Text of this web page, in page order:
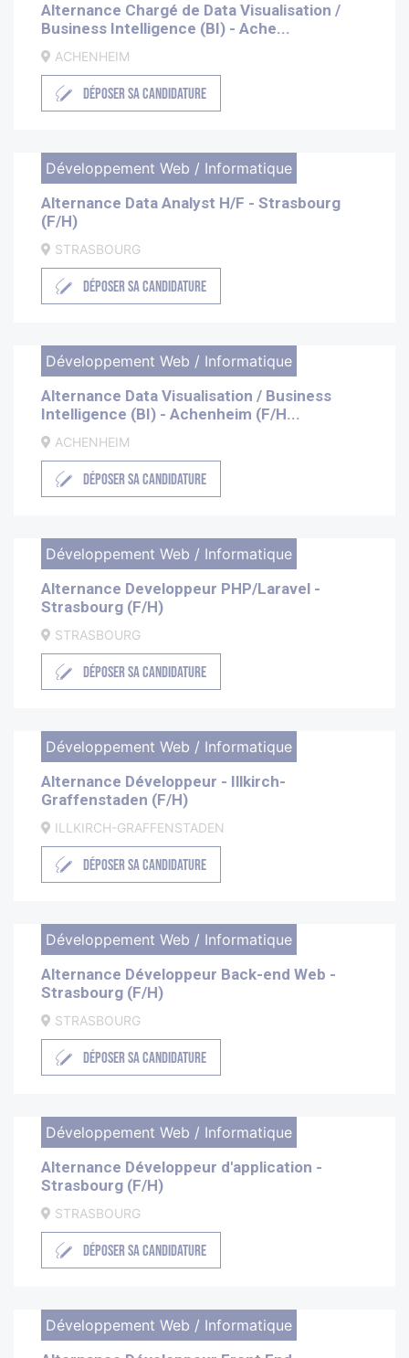
Alternance Chargé de Data Visualisation /
Business Intelligence (BI) - Ache...
ACHENHEIM
DÉPOSER SA CANDIDATURE
Développement Web / Informatique
Alternance Data Analyst H/F - Strasbourg
(F/H)
STRASBOURG
DÉPOSER SA CANDIDATURE
Développement Web / Informatique
Alternance Data Visualisation / Business
Intelligence (BI) - Achenheim (F/H...
ACHENHEIM
DÉPOSER SA CANDIDATURE
Développement Web / Informatique
Alternance Developpeur PHP/Laravel -
Strasbourg (F/H)
STRASBOURG
DÉPOSER SA CANDIDATURE
Développement Web / Informatique
Alternance Développeur - Illkirch-
Graffenstaden (F/H)
ILLKIRCH-GRAFFENSTADEN
DÉPOSER SA CANDIDATURE
Développement Web / Informatique
Alternance Développeur Back-end Web -
Strasbourg (F/H)
STRASBOURG
DÉPOSER SA CANDIDATURE
Développement Web / Informatique
Alternance Développeur d'application -
Strasbourg (F/H)
STRASBOURG
DÉPOSER SA CANDIDATURE
Développement Web / Informatique